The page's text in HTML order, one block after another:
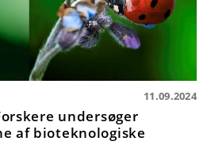
11.09.2024
undersøger
af bioteknologiske